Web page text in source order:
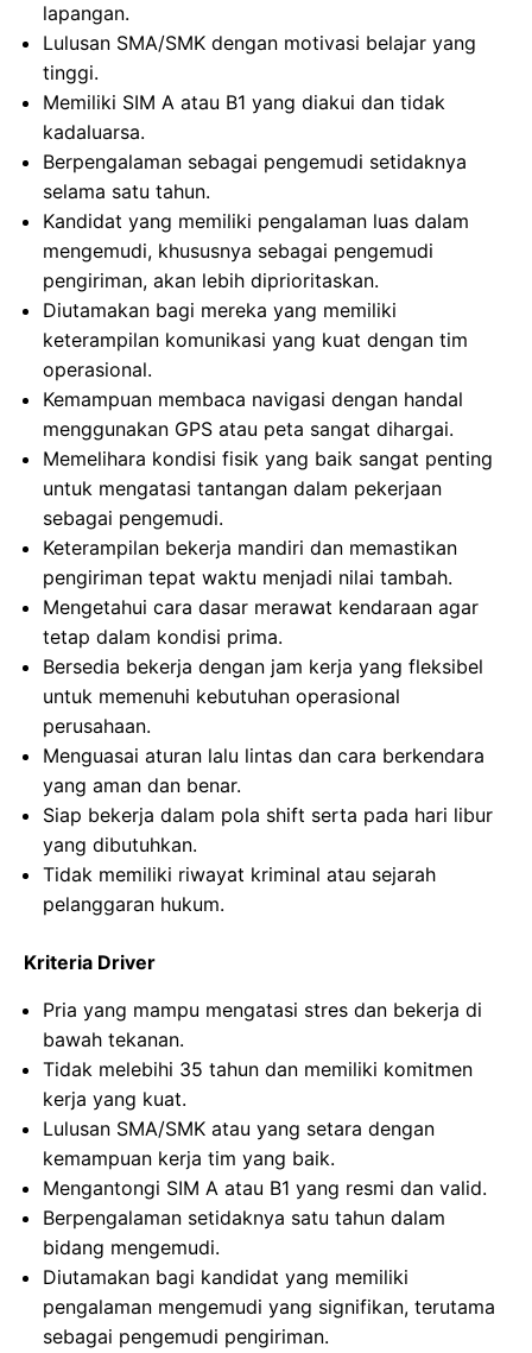
lapangan.
Lulusan SMA/SMK dengan motivasi belajar yang
tinggi.
Memiliki SIM A atau B1 yang diakui dan tidak
kadaluarsa.
Berpengalaman sebagai pengemudi setidaknya
selama satu tahun.
Kandidat yang memiliki pengalaman luas dalam
mengemudi, khususnya sebagai pengemudi
pengiriman, akan lebih diprioritaskan.
Diutamakan bagi mereka yang memiliki
keterampilan komunikasi yang kuat dengan tim
operasional.
Kemampuan membaca navigasi dengan handal
menggunakan GPS atau peta sangat dihargai.
Memelihara kondisi fisik yang baik sangat penting
untuk mengatasi tantangan dalam pekerjaan
sebagai pengemudi.
Keterampilan bekerja mandiri dan memastikan
pengiriman tepat waktu menjadi nilai tambah.
Mengetahui cara dasar merawat kendaraan agar
tetap dalam kondisi prima.
Bersedia bekerja dengan jam kerja yang fleksibel
untuk memenuhi kebutuhan operasional
perusahaan.
Menguasai aturan lalu lintas dan cara berkendara
yang aman dan benar.
Siap bekerja dalam pola shift serta pada hari libur
yang dibutuhkan.
Tidak memiliki riwayat kriminal atau sejarah
pelanggaran hukum.
Kriteria Driver
Pria yang mampu mengatasi stres dan bekerja di
bawah tekanan.
Tidak melebihi 35 tahun dan memiliki komitmen
kerja yang kuat.
Lulusan SMA/SMK atau yang setara dengan
kemampuan kerja tim yang baik.
Mengantongi SIM A atau B1 yang resmi dan valid.
Berpengalaman setidaknya satu tahun dalam
bidang mengemudi.
Diutamakan bagi kandidat yang memiliki
pengalaman mengemudi yang signifikan, terutama
sebagai pengemudi pengiriman.